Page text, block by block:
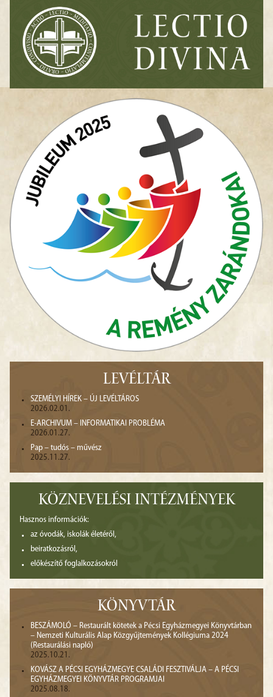
LEVÉLTÁR
SZEMÉLYI HÍREK – ÚJ LEVÉLTÁROS
2026.02.01.
E-ARCHIVUM – INFORMATIKAI PROBLÉMA
2026.01.27.
Pap – tudós – művész
2025.11.27.
KÖZNEVELÉSI INTÉZMÉNYEK
Hasznos információk:
az óvodák, iskolák életéről,
beiratkozásról,
előkészítő foglalkozásokról
KÖNYVTÁR
BESZÁMOLÓ – Restaurált kötetek a Pécsi Egyházmegyei Könyvtárban
– Nemzeti Kulturális Alap Közgyűjtemények Kollégiuma 2024
(Restaurálási napló)
2025.10.21.
KOVÁSZ A PÉCSI EGYHÁZMEGYE CSALÁDI FESZTIVÁLJA – A PÉCSI
EGYHÁZMEGYEI KÖNYVTÁR PROGRAMJAI
2025.08.18.